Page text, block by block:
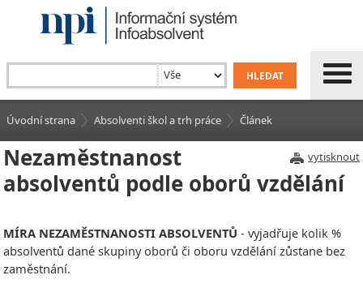
Úvodní strana Absolventi škol a trh práce Článek
vytisknout
Nezaměstnanost
absolventů podle oborů vzdělání
MÍRA NEZAMĚSTNANOSTI ABSOLVENTŮ - vyjadřuje kolik %
absolventů dané skupiny oborů či oboru vzdělání zůstane bez
zaměstnání.